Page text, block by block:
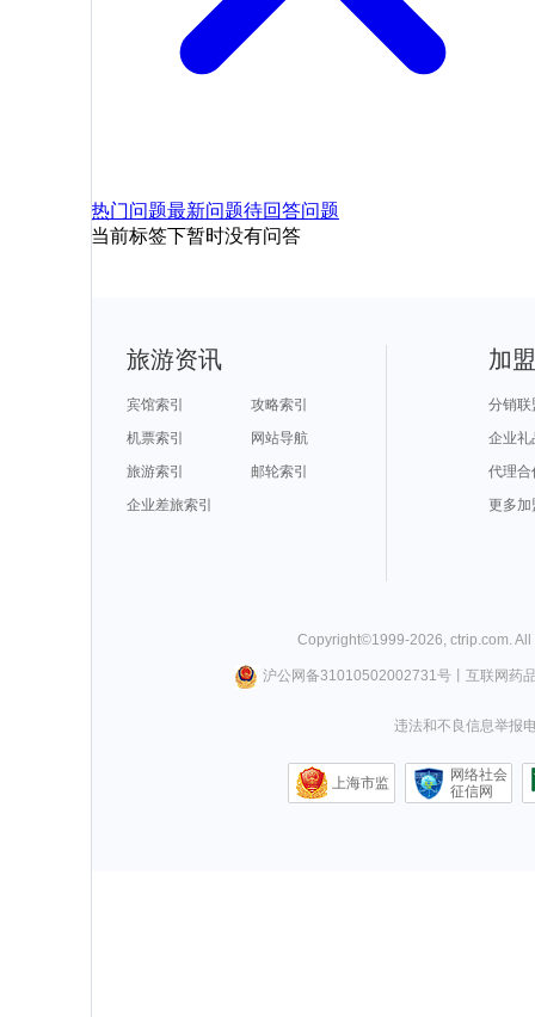
热门问题最新问题待回答问题
当前标签下暂时没有问答
旅游资讯
宾馆索引
攻略索引
机票索引
网站导航
旅游索引
邮轮索引
企业差旅索引
加
分销联
企业礼
代理合
更多加
Copyright©1999-2026, ctrip.com.
沪公网备31010502002731号丨 互联网药
违法和不良信息举报
上海市监
网络社会
征信网